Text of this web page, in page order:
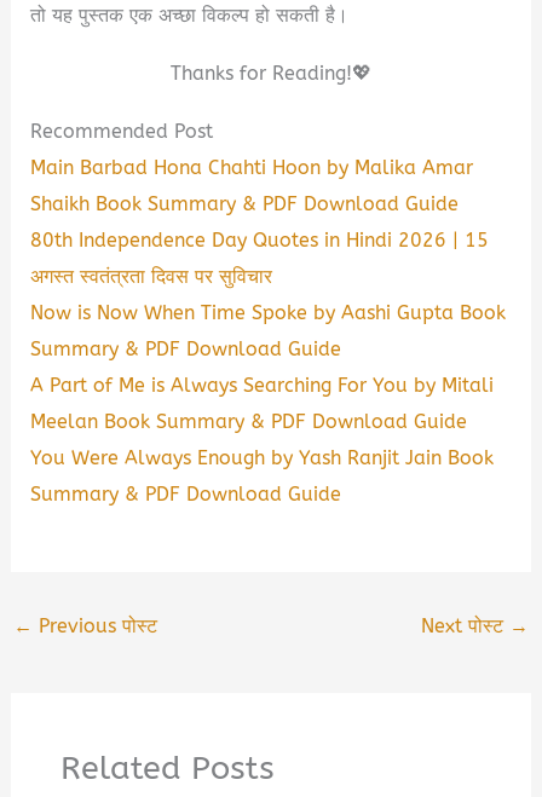
तो यह पुस्तक एक अच्छा विकल्प हो सकती है।
Thanks for Reading!💖
Recommended Post
Main Barbad Hona Chahti Hoon by Malika Amar
Shaikh Book Summary & PDF Download Guide
80th Independence Day Quotes in Hindi 2026 | 15
अगस्त स्वतंत्रता दिवस पर सुविचार
Now is Now When Time Spoke by Aashi Gupta Book
Summary & PDF Download Guide
A Part of Me is Always Searching For You by Mitali
Meelan Book Summary & PDF Download Guide
You Were Always Enough by Yash Ranjit Jain Book
Summary & PDF Download Guide
← Previous पोस्ट Next पोस्ट →
Related Posts